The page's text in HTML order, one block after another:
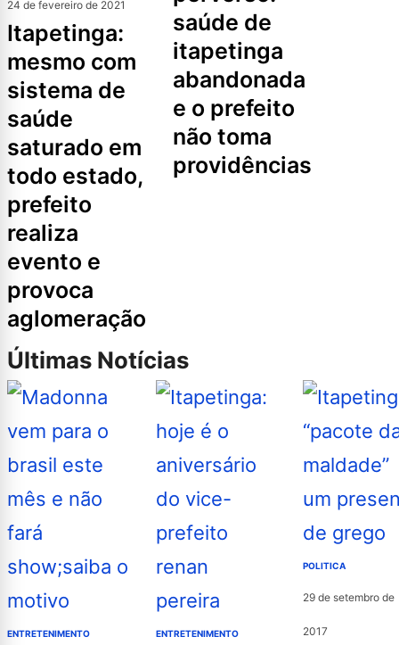
24 de fevereiro de 2021
itapetinga:
mesmo com
sistema de
saúde
saturado em
todo estado,
prefeito
realiza
evento e
provoca
aglomeração
saúde de
itapetinga
abandonada
e o prefeito
não toma
providências
Últimas Notícias
ENTRETENIMENTO ENTRETENIMENTO
POLITICA
29 de setembro de
2017